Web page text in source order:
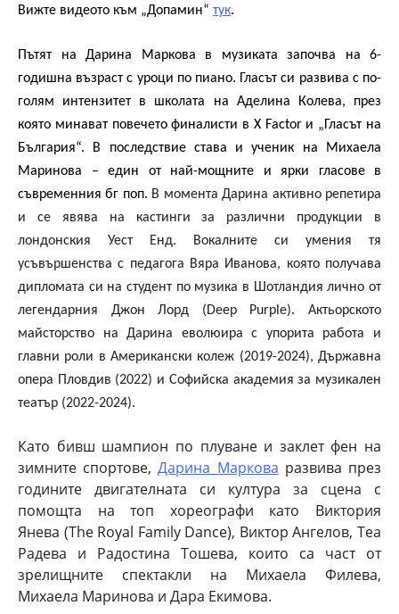
Вижте видеото към „Допамин“ тук.
Пътят на Дарина Маркова в музиката започва на 6-
годишна възраст с уроци по пиано. Гласът си развива с по-
голям интензитет в школата на Аделина Колева, през
която минават повечето финалисти в X Factor и „Гласът на
България“. В последствие става и ученик на Михаела
Маринова – един от най-мощните и ярки гласове в
съвременния бг поп. В момента Дарина активно репетира
и се явява на кастинги за различни продукции в
лондонския Уест Енд. Вокалните си умения тя
усъвършенства с педагога Вяра Иванова, която получава
дипломата си на студент по музика в Шотландия лично от
легендарния Джон Лорд (Deep Purple). Актьорското
майсторство на Дарина еволюира с упорита работа и
главни роли в Американски колеж (2019-2024), Държавна
опера Пловдив (2022) и Софийска академия за музикален
театър (2022-2024).
Като бивш шампион по плуване и заклет фен на
зимните спортове,Дарина Маркова развива през
годините двигателната си култура за сцена с
помощта на топ хореографи като Виктория
Янева (The Royal Family Dance), Виктор Ангелов, Теа
Радева и Радостина Тошева, които са част от
зрелищните спектакли на Михаела Филева,
Михаела Маринова и Дара Екимова.